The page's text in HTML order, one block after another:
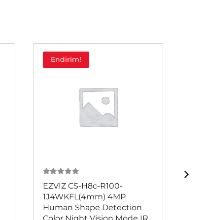
Endirim!
EZVIZ CS-H8c-R100-
1J4WKFL(4mm) 4MP
Human Shape Detection
Color Night Vision Mode IR